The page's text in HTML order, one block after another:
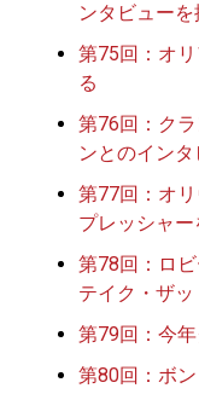
ンタビュー
第75回：オ
る
第76回：ク
ンとのイン
第77回：オ
プレッシャー
第78回：ロ
テイク・ザ
第79回：今
第80回：ボ